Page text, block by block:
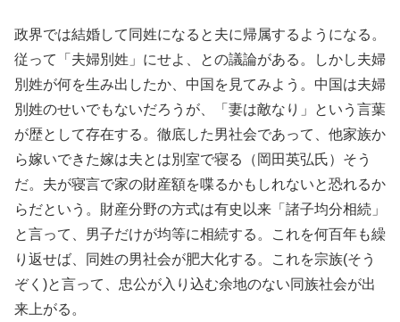
政界では結婚して同姓になると夫に帰属するようになる。
従って「夫婦別姓」にせよ、との議論がある。しかし夫婦
別姓が何を生み出したか、中国を見てみよう。中国は夫婦
別姓のせいでもないだろうが、「妻は敵なり」という言葉
が歴として存在する。徹底した男社会であって、他家族か
ら嫁いできた嫁は夫とは別室で寝る（岡田英弘氏）そう
だ。夫が寝言で家の財産額を喋るかもしれないと恐れるか
らだという。財産分野の方式は有史以来「諸子均分相続」
と言って、男子だけが均等に相続する。これを何百年も繰
り返せば、同姓の男社会が肥大化する。これを宗族(そう
ぞく)と言って、忠公が入り込む余地のない同族社会が出
来上がる。